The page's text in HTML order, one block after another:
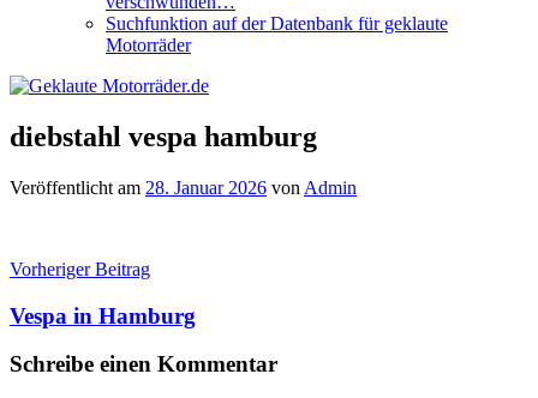
Suchfunktion auf der Datenbank für geklaute
Motorräder
diebstahl vespa hamburg
Veröffentlicht am 28. Januar 2026 von Admin
Beitragsnavigation
Vorheriger Beitrag
Vespa in Hamburg
Schreibe einen Kommentar